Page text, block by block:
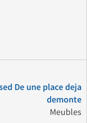
De une place deja
demonte
Meubles